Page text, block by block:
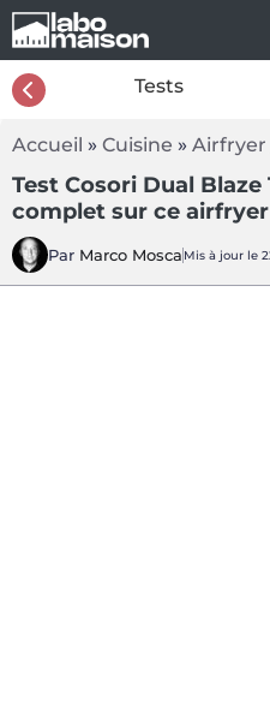
Aller
au
contenu
Tests
Accueil » Cuisine » Airfryer
Test Cosori Dual
complet sur ce
Par Marco Mosca Mis à jour le